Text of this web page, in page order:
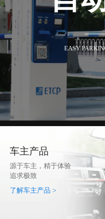
EASY
车主产品
源于车主，精于体验
追求极致
了解车主产品 >